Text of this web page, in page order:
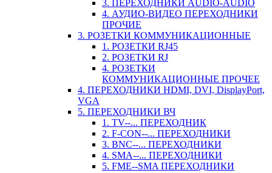
3. ПЕРЕХОДНИКИ AUDIO-AUDIO
4. АУДИО-ВИДЕО ПЕРЕХОДНИКИ
ПРОЧИЕ
3. РОЗЕТКИ КОММУНИКАЦИОННЫЕ
1. РОЗЕТКИ RJ45
2. РОЗЕТКИ RJ
4. РОЗЕТКИ
КОММУНИКАЦИОННЫЕ ПРОЧЕЕ
4. ПЕРЕХОДНИКИ HDMI, DVI, DisplayPort,
VGA
5. ПЕРЕХОДНИКИ ВЧ
1. TV--... ПЕРЕХОДНИК
2. F-CON--... ПЕРЕХОДНИКИ
3. BNC--... ПЕРЕХОДНИКИ
4. SMA--... ПЕРЕХОДНИКИ
5. FME--SMA ПЕРЕХОДНИКИ